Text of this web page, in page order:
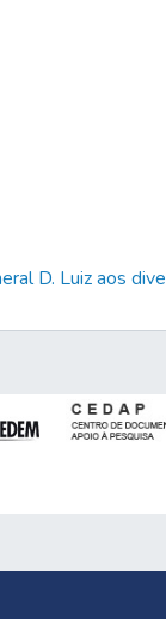
D. Luiz aos